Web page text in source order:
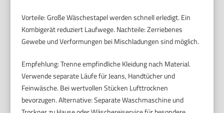
Vorteile: Große Wäschestapel werden schnell erledigt. Ein
Kombigerät reduziert Laufwege. Nachteile: Zerriebenes
Gewebe und Verformungen bei Mischladungen sind möglich.
Empfehlung: Trenne empfindliche Kleidung nach Material.
Verwende separate Läufe für Jeans, Handtücher und
Feinwäsche. Bei wertvollen Stücken Lufttrocknen
bevorzugen. Alternative: Separate Waschmaschine und